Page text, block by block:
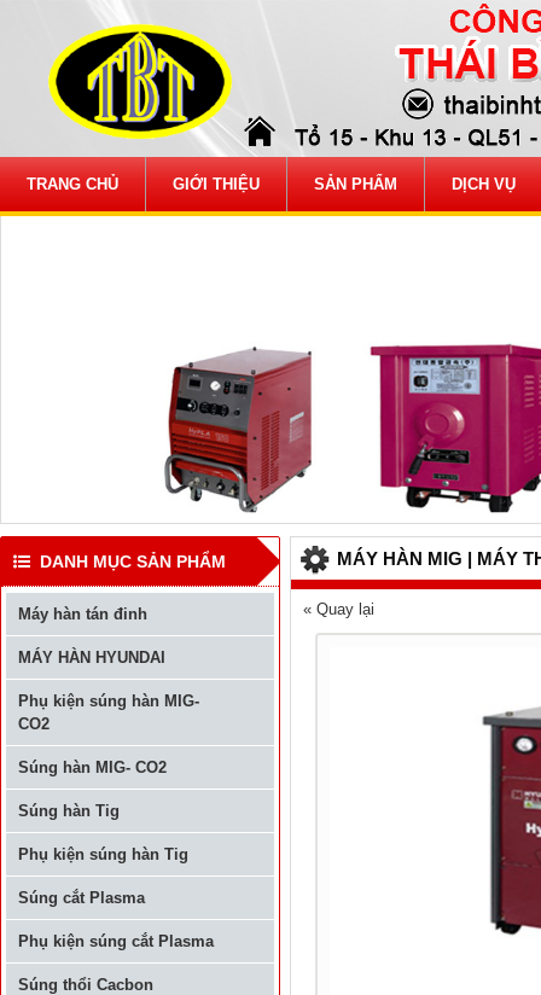
TRANG CHỦ GIỚI THIỆU SẢN PHẨM DỊCH VỤ
DANH MỤC SẢN PHẨM
Máy hàn tán đinh
MÁY HÀN HYUNDAI
Phụ kiện súng hàn MIG-
CO2
Súng hàn MIG- CO2
Súng hàn Tig
Phụ kiện súng hàn Tig
Súng cắt Plasma
Phụ kiện súng cắt Plasma
Súng thổi Cacbon
MÁY HÀN MIG | MÁY
« Quay lại